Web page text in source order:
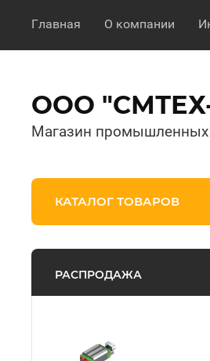
Главная О компании
ООО
Магазин
КАТАЛОГ ТОВАРОВ
РАСПРОДАЖА